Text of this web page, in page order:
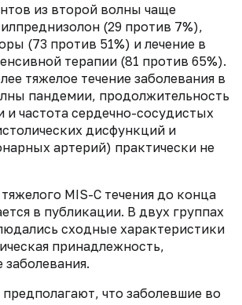
из второй волны чаще
(29 против 7%),
(73 против 51%) и лечение в
терапии (81 против 65%).
тяжелое течение заболевания в
пандемии, продолжительность
и частота сердечно-сосудистых
дисфункций и
артерий) практически не
MIS-C течения до конца
в публикации. В двух группах
сходные характеристики
принадлежность,
что заболевшие во